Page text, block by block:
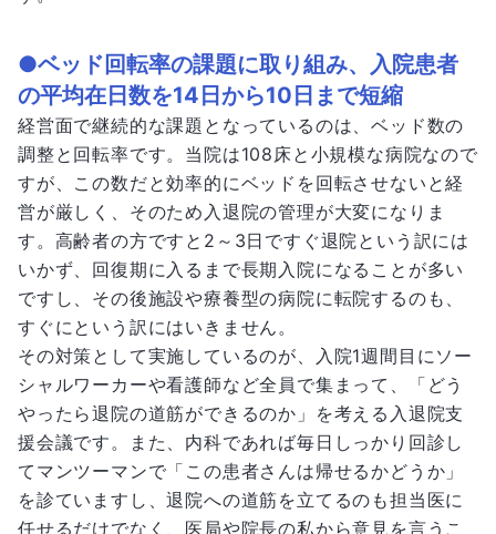
●ベッド回転率の課題に取り組み、入院患者
の平均在日数を14日から10日まで短縮
経営面で継続的な課題となっているのは、ベッド数の
調整と回転率です。当院は108床と小規模な病院なので
すが、この数だと効率的にベッドを回転させないと経
営が厳しく、そのため入退院の管理が大変になりま
す。高齢者の方ですと2～3日ですぐ退院という訳には
いかず、回復期に入るまで長期入院になることが多い
ですし、その後施設や療養型の病院に転院するのも、
すぐにという訳にはいきません。
その対策として実施しているのが、入院1週間目にソー
シャルワーカーや看護師など全員で集まって、「どう
やったら退院の道筋ができるのか」を考える入退院支
援会議です。また、内科であれば毎日しっかり回診し
てマンツーマンで「この患者さんは帰せるかどうか」
を診ていますし、退院への道筋を立てるのも担当医に
任せるだけでなく、医局や院長の私から意見を言うこ